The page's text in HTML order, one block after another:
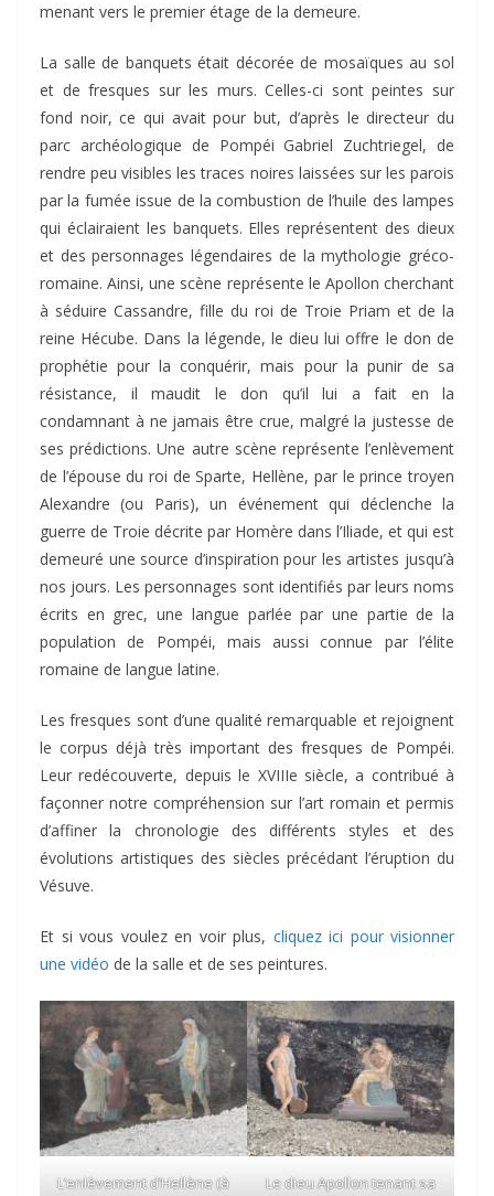
menant vers le premier étage de la demeure.
La salle de banquets était décorée de mosaïques au sol
et de fresques sur les murs. Celles-ci sont peintes sur
fond noir, ce qui avait pour but, d’après le directeur du
parc archéologique de Pompéi Gabriel Zuchtriegel, de
rendre peu visibles les traces noires laissées sur les parois
par la fumée issue de la combustion de l’huile des lampes
qui éclairaient les banquets. Elles représentent des dieux
et des personnages légendaires de la mythologie gréco-
romaine. Ainsi, une scène représente le Apollon cherchant
à séduire Cassandre, fille du roi de Troie Priam et de la
reine Hécube. Dans la légende, le dieu lui offre le don de
prophétie pour la conquérir, mais pour la punir de sa
résistance, il maudit le don qu’il lui a fait en la
condamnant à ne jamais être crue, malgré la justesse de
ses prédictions. Une autre scène représente l’enlèvement
de l’épouse du roi de Sparte, Hellène, par le prince troyen
Alexandre (ou Paris), un événement qui déclenche la
guerre de Troie décrite par Homère dans l’Iliade, et qui est
demeuré une source d’inspiration pour les artistes jusqu’à
nos jours. Les personnages sont identifiés par leurs noms
écrits en grec, une langue parlée par une partie de la
population de Pompéi, mais aussi connue par l’élite
romaine de langue latine.
Les fresques sont d’une qualité remarquable et rejoignent
le corpus déjà très important des fresques de Pompéi.
Leur redécouverte, depuis le XVIIIe siècle, a contribué à
façonner notre compréhension sur l’art romain et permis
d’affiner la chronologie des différents styles et des
évolutions artistiques des siècles précédant l’éruption du
Vésuve.
Et si vous voulez en voir plus, cliquez ici pour visionner
une vidéo de la salle et de ses peintures.
L’enlèvement d’Hellène (à
Le dieu Apollon tenant sa